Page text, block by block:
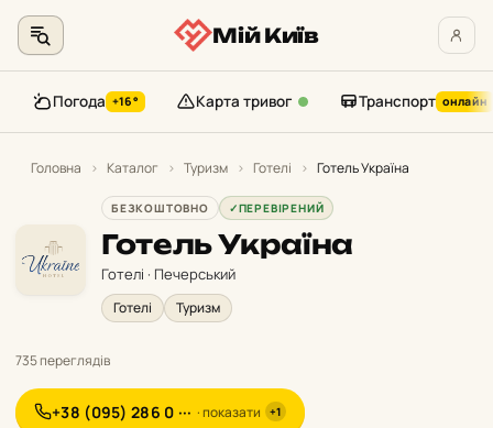
Мій Київ
Погода +16° Карта тривог Транспорт онлайн
Головна › Каталог › Туризм › Готелі › Готель Україна
БЕЗКОШТОВНО ✓ПЕРЕВІРЕНИЙ
Готель Україна
Готелі · Печерський
Готелі Туризм
735 переглядів
+38 (095) 286 0 ··· · показати +1